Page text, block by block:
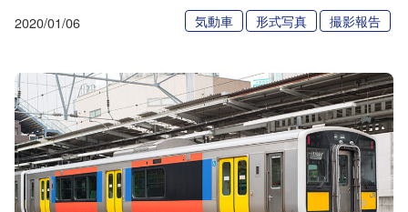
2020/01/06 気動車 形式写真 撮影報告